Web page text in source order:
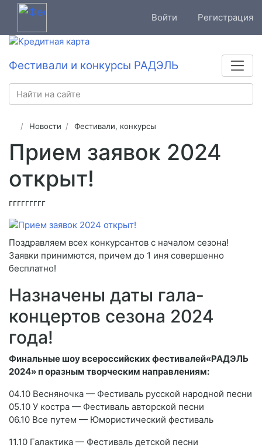
Войти Регистрация
Фестивали и конкурсы РАДЭЛЬ
Новости Фестивали, конкурсы
Прием заявок 2024
открыт!
ггггггггг
Поздравляем всех конкурсантов с началом сезона!
Заявки принимются, причем до 1 иня совершенно
бесплатно!
Назначены даты гала-
концертов сезона 2024
года!
Финальные шоу всероссийских фестивалей«РАДЭЛЬ
2024» п оразным творческим направлениям:
04.10 Весняночка — Фестиваль русской народной песни
05.10 У костра — Фестиваль авторской песни
06.10 Все путем — Юмористический фестиваль
11.10 Галактика — Фестиваль детской песни